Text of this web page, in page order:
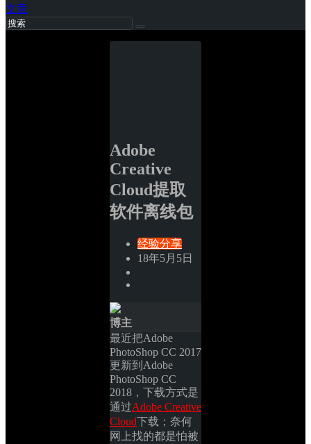
文章
Adobe
Creative
Cloud提取
软件离线包
经验分享
18年5月5日
博主
最近把Adobe
PhotoShop CC 2017
更新到Adobe
PhotoShop CC
2018，下载方式是
通过Adobe Creative
Cloud下载；奈何
网上找的都是怕被